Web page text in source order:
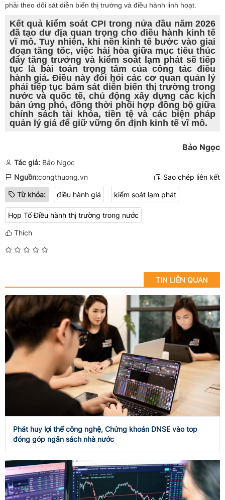
phải theo dõi sát diễn biến thị trường và điều hành linh hoạt.
Kết quả kiểm soát CPI trong nửa đầu năm 2026
đã tạo dư địa quan trọng cho điều hành kinh tế
vĩ mô. Tuy nhiên, khi nền kinh tế bước vào giai
đoạn tăng tốc, việc hài hòa giữa mục tiêu thúc
đẩy tăng trưởng và kiểm soát lạm phát sẽ tiếp
tục là bài toán trọng tâm của công tác điều
hành giá. Điều này đòi hỏi các cơ quan quản lý
phải tiếp tục bám sát diễn biến thị trường trong
nước và quốc tế, chủ động xây dựng các kịch
bản ứng phó, đồng thời phối hợp đồng bộ giữa
chính sách tài khóa, tiền tệ và các biện pháp
quản lý giá để giữ vững ổn định kinh tế vĩ mô.
Bảo Ngọc
Tác giả: Bảo Ngọc
Nguồn:congthuong.vn Sao chép liên kết
Từ khóa: điều hành giá kiểm soát lạm phát
Họp Tổ Điều hành thị trường trong nước
Thích
TIN LIÊN QUAN
Phát huy lợi thế công nghệ, Chứng khoán DNSE vào top
đóng góp ngân sách nhà nước